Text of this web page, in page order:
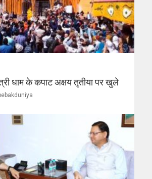
धाम के कपाट अक्षय तृतीया पर खुले